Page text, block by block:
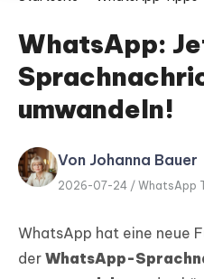
ReiBoot
PDNob
PDF
Editor
Neu
iAnyGo
WhatsApp:
umwandeln!
Von Johanna Bauer
2026-07-24 / WhatsApp
WhatsApp hat eine neue
der WhatsApp-